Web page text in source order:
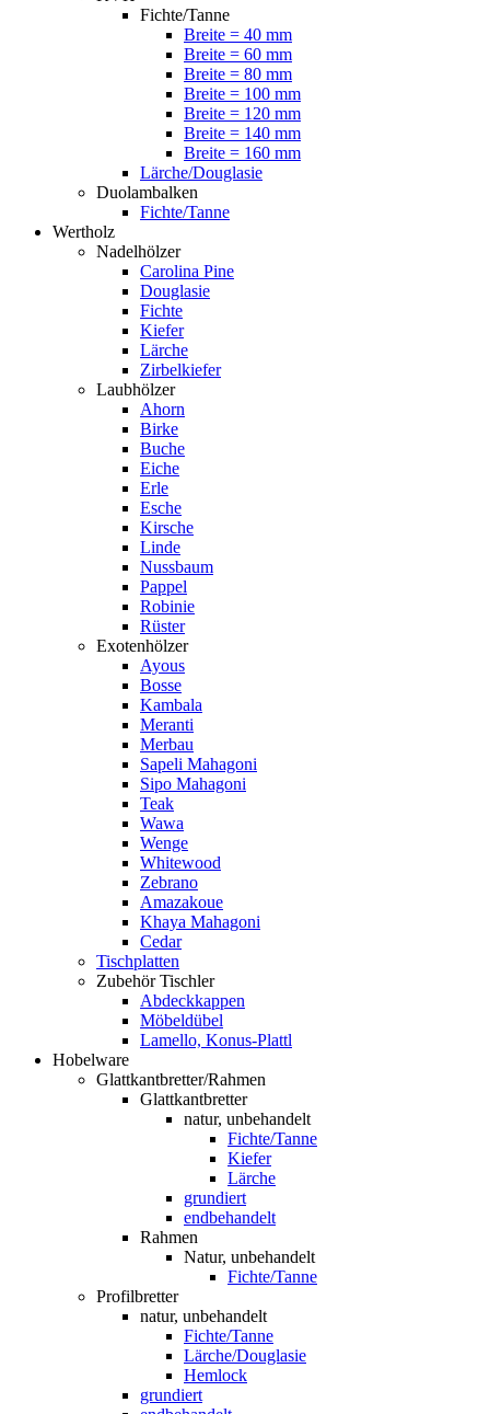
Fichte/Tanne
Breite = 40 mm
Breite = 60 mm
Breite = 80 mm
Breite = 100 mm
Breite = 120 mm
Breite = 140 mm
Breite = 160 mm
Lärche/Douglasie
Duolambalken
Fichte/Tanne
Wertholz
Nadelhölzer
Carolina Pine
Douglasie
Fichte
Kiefer
Lärche
Zirbelkiefer
Laubhölzer
Ahorn
Birke
Buche
Eiche
Erle
Esche
Kirsche
Linde
Nussbaum
Pappel
Robinie
Rüster
Exotenhölzer
Ayous
Bosse
Kambala
Meranti
Merbau
Sapeli Mahagoni
Sipo Mahagoni
Teak
Wawa
Wenge
Whitewood
Zebrano
Amazakoue
Khaya Mahagoni
Cedar
Tischplatten
Zubehör Tischler
Abdeckkappen
Möbeldübel
Lamello, Konus-Plattl
Hobelware
Glattkantbretter/Rahmen
Glattkantbretter
natur, unbehandelt
Fichte/Tanne
Kiefer
Lärche
grundiert
endbehandelt
Rahmen
Natur, unbehandelt
Fichte/Tanne
Profilbretter
natur, unbehandelt
Fichte/Tanne
Lärche/Douglasie
Hemlock
grundiert